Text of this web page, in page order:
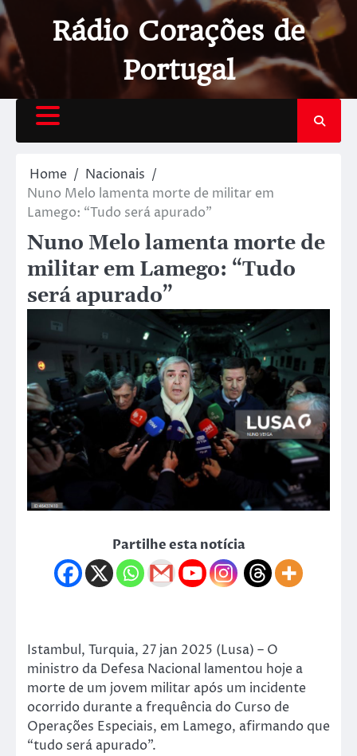
Rádio Corações de
Portugal
Home
Nacionais
Nuno Melo lamenta morte de militar em
Lamego: “Tudo será apurado”
Nuno Melo lamenta morte de
militar em Lamego: “Tudo
será apurado”
Partilhe esta notícia
Istambul, Turquia, 27 jan 2025 (Lusa) – O
ministro da Defesa Nacional lamentou hoje a
morte de um jovem militar após um incidente
ocorrido durante a frequência do Curso de
Operações Especiais, em Lamego, afirmando que
“tudo será apurado”.